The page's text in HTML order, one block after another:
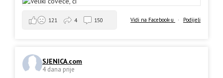
Vidi na Facebook-u · Podijeli
121 4 150
SJENICA.com
4 dana prije